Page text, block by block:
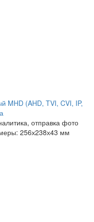
MHD (AHD, TVI, CVI, IP,
отправка фото
256х238х43 мм